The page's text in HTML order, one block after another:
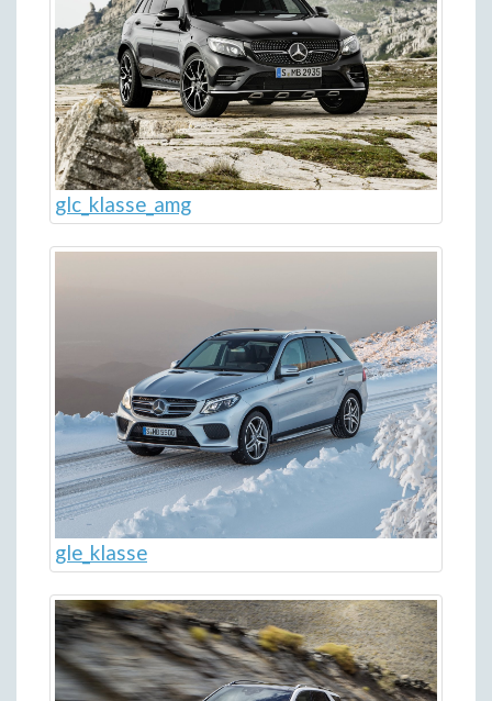
glc_klasse_amg
gle_klasse